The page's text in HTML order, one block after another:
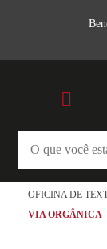
OFICINA DE
VIA ORGÂNICA